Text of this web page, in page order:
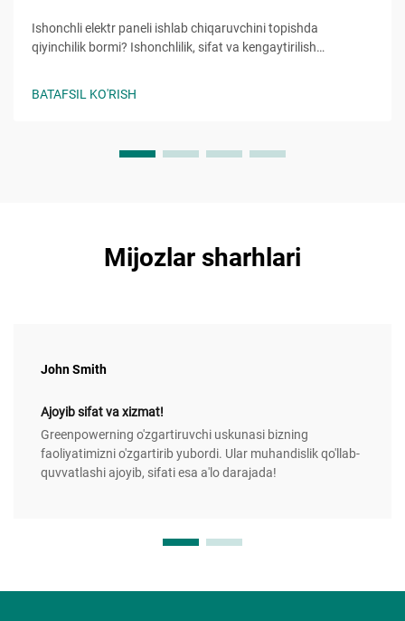
Ishonchli elektr paneli ishlab chiqaruvchini topishda
qiyinchilik bormi? Ishonchlilik, sifat va kengaytirilish
BATAFSIL KO'RISH
Mijozlar sharhlari
John Smith
Ajoyib sifat va xizmat!
Greenpowerning o'zgartiruvchi uskunasi bizning
faoliyatimizni o'zgartirib yubordi. Ular muhandislik qo'llab-
quvvatlashi ajoyib, sifati esa a'lo darajada!